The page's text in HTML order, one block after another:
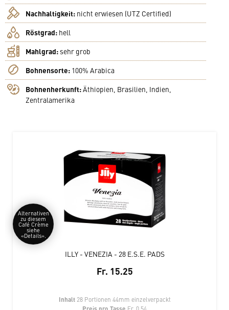
Nachhaltigkeit: nicht erwiesen (UTZ Certified)
Röstgrad: hell
Mahlgrad:sehr grob
Bohnensorte: 100% Arabica
Bohnenherkunft:Äthiopien, Brasilien, Indien,
Zentralamerika
Alternativen
zu diesem
Café Crème
siehe
«Details».
ILLY - VENEZIA - 28 E.S.E. PADS
Fr. 15.25
Inhalt 28 Portionen 44mm einzelverpackt